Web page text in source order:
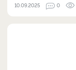
10.09.2025 0